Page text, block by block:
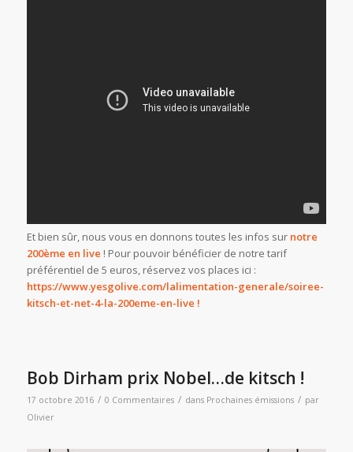
Et bien sûr, nous vous en donnons toutes les infos sur notre
200ème en live ! Pour pouvoir bénéficier de notre tarif
préférentiel de 5 euros, réservez vos places ici :
https://www.yesgolive.com/lalimentation-generale/soiree-
kitsch-et-net-4-la-200eme-en-live !
Bob Dirham prix Nobel…de kitsch !
17 octobre 2016 / 0 Commentaires / dans Prochaines émissions / par
Olivier